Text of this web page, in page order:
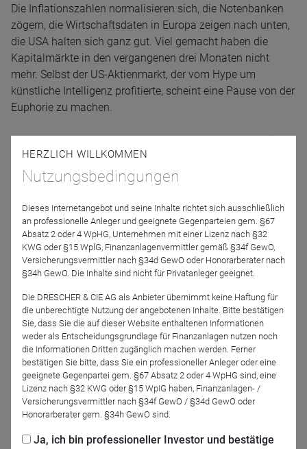
Die Inflationszahlen normalisieren sich, die Notenbanken
zögern, die Wirtschaftsdaten in Europa zeigen nach unten,
die USA halten sich ganz gut. Viel gemacht haben die
Kapitalmärkte in den vergangenen drei Monaten nicht
mehr. Selbst der US-Aktienmarkt, der vom Hype um
künstliche Intelligenz profitierte, scheint eine Pause von der
Euphorie zu machen.
Was von der aktuellen Lage an den Märkten zu halten ist
und wie die Franklin Diversified Fonds positioniert werden,
das verrät Portfolio ManagerMatthias Hoppe
Seien Sie dabei und stellen Sie Ihre Fragen. Melden Sie sich
gleich an.
Referenten
Matthias Hoppe
Franklin Templeton
HERZLICH WILLKOMMEN
Nutzungsbedingungen
Dieses Internetangebot und seine Inhalte richtet sich ausschließlich
an professionelle Anleger und geeignete Gegenparteien gem. §67
Absatz 2 oder 4 WpHG, Unternehmen mit einer Lizenz nach §32
KWG oder §15 WplG, Finanzanlagenvermittler gemäß §34f GewO,
Versicherungsvermittler nach §34d GewO oder Honorarberater nach
§34h GewO. Die Inhalte sind nicht für Privatanleger geeignet.
Die DRESCHER & CIE AG als Anbieter übernimmt keine Haftung für
die unberechtigte Nutzung der angebotenen Inhalte. Bitte bestätigen
Sie, dass Sie die auf dieser Website enthaltenen Informationen
weder als Entscheidungsgrundlage für Finanzanlagen nutzen noch
die Informationen Dritten zugänglich machen werden. Ferner
bestätigen Sie bitte, dass Sie ein professioneller Anleger oder eine
geeignete Gegenpartei gem. §67 Absatz 2 oder 4 WpHG sind, eine
Lizenz nach §32 KWG oder §15 WpIG haben, Finanzanlagen- /
Versicherungsvermittler nach §34f GewO / §34d GewO oder
Honorarberater gem. §34h GewO sind.
Ja, ich bin professioneller Investor und bestätige